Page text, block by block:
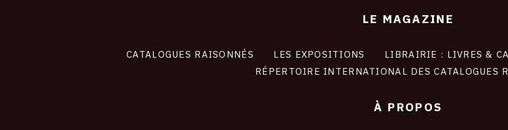
LE MAGAZINE
CATALOGUES RAISONNÉS LES EXPOSITIONS LIBRAIRIE : LIVRES &
RÉPERTOIRE INTERNATIONAL DES CATALOGUES
À PROPOS